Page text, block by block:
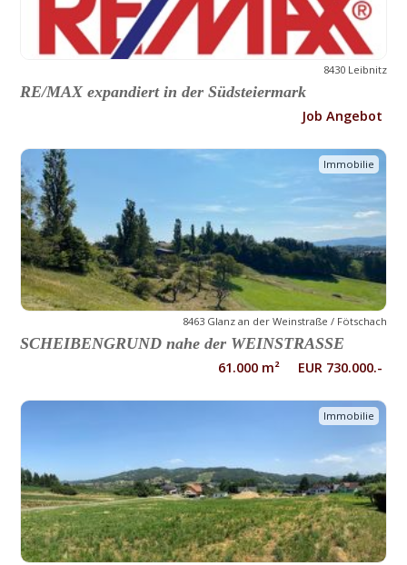
8430 Leibnitz
RE/MAX expandiert in der Südsteiermark
Job Angebot
Immobilie
8463 Glanz an der Weinstraße / Fötschach
SCHEIBENGRUND nahe der WEINSTRASSE
61.000 m² EUR 730.000.-
Immobilie